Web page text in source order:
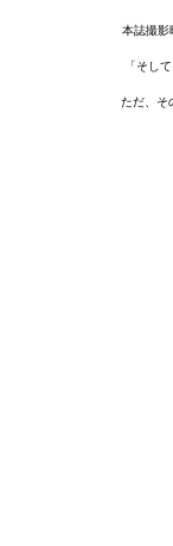
本誌撮影
「そし
ただ、そ